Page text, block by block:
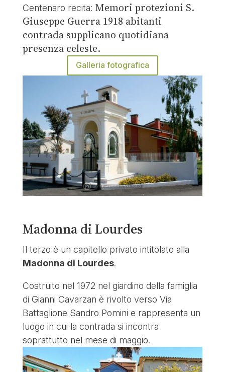
Galleria fotografica
Centenaro recita: Memori protezioni S.
Giuseppe Guerra 1918 abitanti
contrada supplicano quotidiana
presenza celeste.
Madonna di Lourdes
Il terzo è un capitello privato intitolato alla
Madonna di Lourdes.
Costruito nel 1972 nel giardino della famiglia
di Gianni Cavarzan è rivolto verso Via
Battaglione Sandro Pomini e rappresenta un
luogo in cui la contrada si incontra
soprattutto nel mese di maggio.